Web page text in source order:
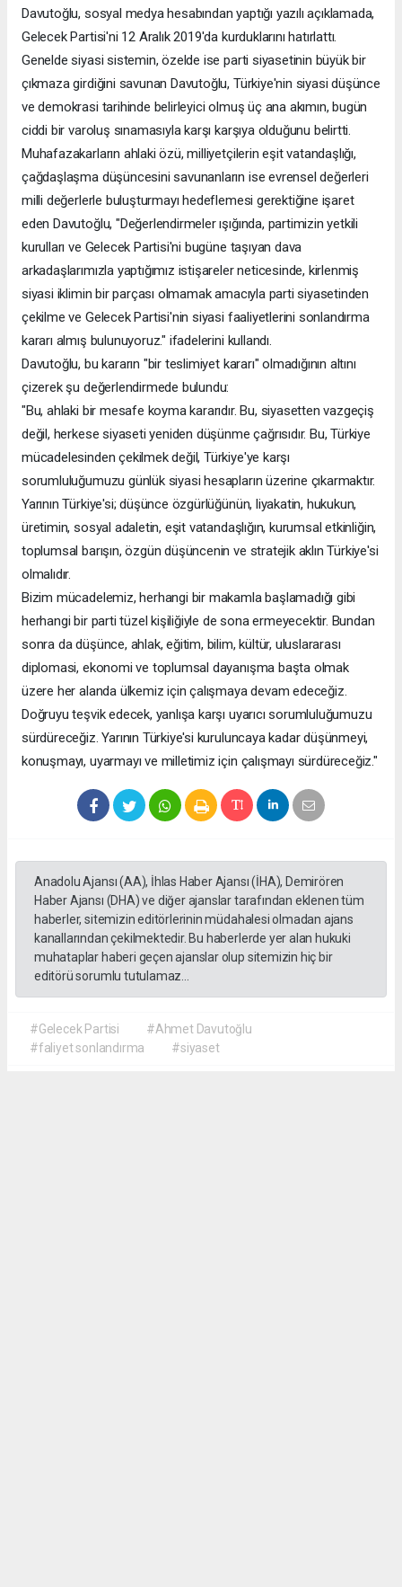
Davutoğlu, sosyal medya hesabından yaptığı yazılı açıklamada,
Gelecek Partisi'ni 12 Aralık 2019'da kurduklarını hatırlattı.
Genelde siyasi sistemin, özelde ise parti siyasetinin büyük bir
çıkmaza girdiğini savunan Davutoğlu, Türkiye'nin siyasi düşünce
ve demokrasi tarihinde belirleyici olmuş üç ana akımın, bugün
ciddi bir varoluş sınamasıyla karşı karşıya olduğunu belirtti.
Muhafazakarların ahlaki özü, milliyetçilerin eşit vatandaşlığı,
çağdaşlaşma düşüncesini savunanların ise evrensel değerleri
milli değerlerle buluşturmayı hedeflemesi gerektiğine işaret
eden Davutoğlu, "Değerlendirmeler ışığında, partimizin yetkili
kurulları ve Gelecek Partisi'ni bugüne taşıyan dava
arkadaşlarımızla yaptığımız istişareler neticesinde, kirlenmiş
siyasi iklimin bir parçası olmamak amacıyla parti siyasetinden
çekilme ve Gelecek Partisi'nin siyasi faaliyetlerini sonlandırma
kararı almış bulunuyoruz." ifadelerini kullandı.
Davutoğlu, bu kararın "bir teslimiyet kararı" olmadığının altını
çizerek şu değerlendirmede bulundu:
"Bu, ahlaki bir mesafe koyma kararıdır. Bu, siyasetten vazgeçiş
değil, herkese siyaseti yeniden düşünme çağrısıdır. Bu, Türkiye
mücadelesinden çekilmek değil, Türkiye'ye karşı
sorumluluğumuzu günlük siyasi hesapların üzerine çıkarmaktır.
Yarının Türkiye'si; düşünce özgürlüğünün, liyakatin, hukukun,
üretimin, sosyal adaletin, eşit vatandaşlığın, kurumsal etkinliğin,
toplumsal barışın, özgün düşüncenin ve stratejik aklın Türkiye'si
olmalıdır.
Bizim mücadelemiz, herhangi bir makamla başlamadığı gibi
herhangi bir parti tüzel kişiliğiyle de sona ermeyecektir. Bundan
sonra da düşünce, ahlak, eğitim, bilim, kültür, uluslararası
diplomasi, ekonomi ve toplumsal dayanışma başta olmak
üzere her alanda ülkemiz için çalışmaya devam edeceğiz.
Doğruyu teşvik edecek, yanlışa karşı uyarıcı sorumluluğumuzu
sürdüreceğiz. Yarının Türkiye'si kuruluncaya kadar düşünmeyi,
konuşmayı, uyarmayı ve milletimiz için çalışmayı sürdüreceğiz."
Anadolu Ajansı (AA), İhlas Haber Ajansı (İHA), Demirören
Haber Ajansı (DHA) ve diğer ajanslar tarafından eklenen tüm
haberler, sitemizin editörlerinin müdahalesi olmadan ajans
kanallarından çekilmektedir. Bu haberlerde yer alan hukuki
muhataplar haberi geçen ajanslar olup sitemizin hiç bir
editörü sorumlu tutulamaz...
#Gelecek Partisi
#Ahmet Davutoğlu
#faliyet sonlandırma
#siyaset